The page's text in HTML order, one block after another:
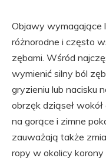
Objawy wymagające
różnorodne i często
zębami. Wśród
wymienić silny ból
gryzieniu lub nacisku
obrzęk dziąseł
na gorące i zimne
zauważają także
ropy w okolicy